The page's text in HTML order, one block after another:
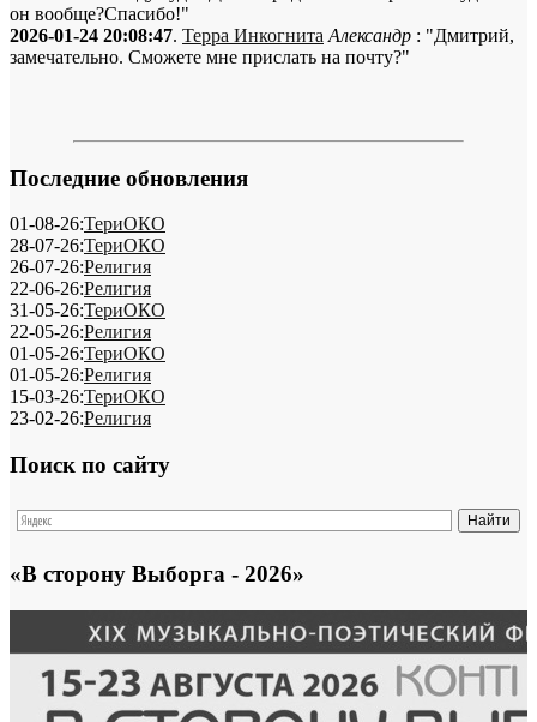
он вообще?Спасибо!"
2026-01-24 20:08:47. Терра Инкогнита Александр : "Дмитрий,
замечательно. Сможете мне прислать на почту?"
Последние обновления
01-08-26:ТериОКО
28-07-26:ТериОКО
26-07-26:Религия
22-06-26:Религия
31-05-26:ТериОКО
22-05-26:Религия
01-05-26:ТериОКО
01-05-26:Религия
15-03-26:ТериОКО
23-02-26:Религия
Поиск по сайту
«В сторону Выборга - 2026»